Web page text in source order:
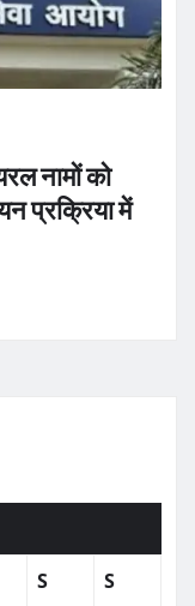
नामों को
प्रक्रिया में
S S